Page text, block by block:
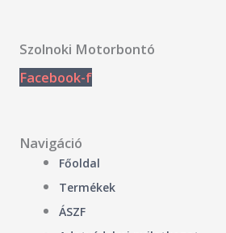
Szolnoki Motorbontó
Facebook-f
Navigáció
Főoldal
Termékek
ÁSZF